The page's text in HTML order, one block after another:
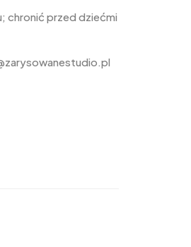
chronić przed dziećmi